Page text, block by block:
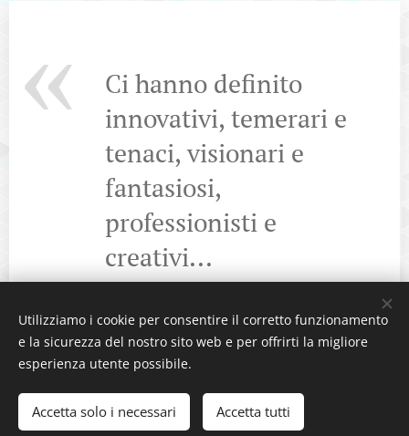
Ci hanno definito
innovativi, temerari e
tenaci, visionari e
fantasiosi,
professionisti e
creativi...
Copyright © 2016 - Vivamaking s.r.l. P.IVA 0413470617
VIVAMAKING Cookies
Utilizziamo i cookie per consentire il corretto funzionamento
e la sicurezza del nostro sito web e per offrirti la migliore
esperienza utente possibile.
Accetta solo i necessari Accetta tutti